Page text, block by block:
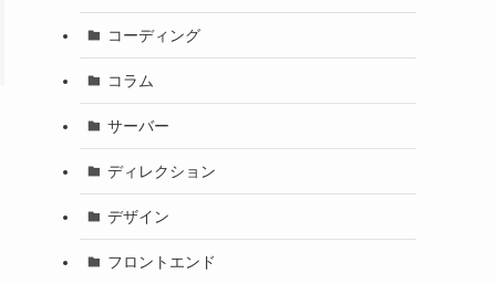
コーディング
コラム
サーバー
ディレクション
デザイン
フロントエンド